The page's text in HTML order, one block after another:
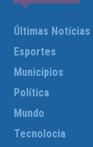
Últimas Notícias
Esportes
Municípios
Política
Mundo
Tecnolocia